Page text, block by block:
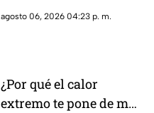
agosto 06, 2026 04:23 p. m.
¿Por qué el calor
extremo te pone de mal